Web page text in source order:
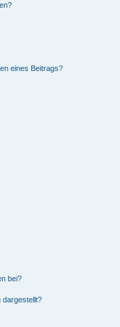
eines Beitrags?
bei?
dargestellt?